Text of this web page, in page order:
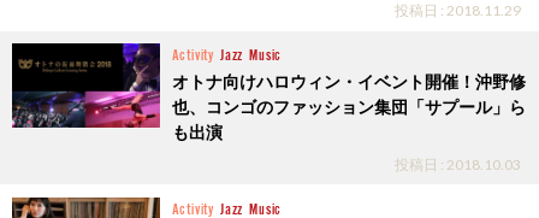
投稿日 : 2018.11.29
Activity Jazz Music
オトナ向けハロウィン・イベント開催！沖野修
也、コンゴのファッション集団「サプール」ら
も出演
投稿日 : 2018.10.03
Activity Jazz Music